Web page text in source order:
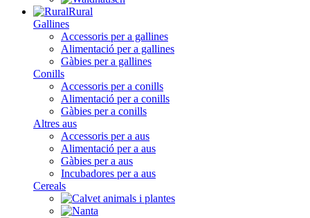
Rural
Gallines
Accessoris per a gallines
Alimentació per a gallines
Gàbies per a gallines
Conills
Accessoris per a conills
Alimentació per a conills
Gàbies per a conills
Altres aus
Accessoris per a aus
Alimentació per a aus
Gàbies per a aus
Incubadores per a aus
Cereals